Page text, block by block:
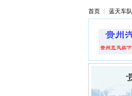
首页┆ 蓝天车队